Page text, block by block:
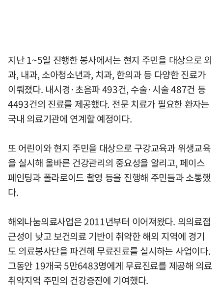
지난 1~5일 진행한 봉사에서는 현지 주민을 대상으로 외
과, 내과, 소아청소년과, 치과, 한의과 등 다양한 진료가
이뤄졌다. 내시경·초음파 493건, 수술·시술 487건 등
4493건의 진료를 제공했다. 전문 치료가 필요한 환자는
국내 의료기관에 연계할 예정이다.
또 어린이와 현지 주민을 대상으로 구강교육과 위생교육
을 실시해 올바른 건강관리의 중요성을 알리고, 페이스
페인팅과 폴라로이드 촬영 등을 진행해 주민들과 소통했
다.
해외나눔의료사업은 2011년부터 이어져왔다. 의의료접
근성이 낮고 보건의료 기반이 취약한 해외 지역에 경기
도 의료봉사단을 파견해 무료진료를 실시하는 사업이다.
그동안 19개국 5만6483명에게 무료진료를 제공해 의료
취약지역 주민의 건강증진에 기여했다.